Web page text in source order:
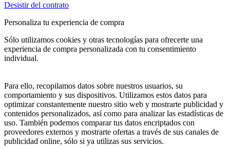
Desistir del contrato
Personaliza tu experiencia de compra
Sólo utilizamos cookies y otras tecnologías para ofrecerte una
experiencia de compra personalizada con tu consentimiento
individual.
Para ello, recopilamos datos sobre nuestros usuarios, su
comportamiento y sus dispositivos. Utilizamos estos datos para
optimizar constantemente nuestro sitio web y mostrarte publicidad y
contenidos personalizados, así como para analizar las estadísticas de
uso. También podemos comparar tus datos encriptados con
proveedores externos y mostrarte ofertas a través de sus canales de
publicidad online, sólo si ya utilizas sus servicios.